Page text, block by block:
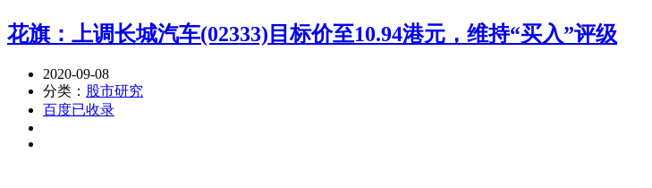
花旗：上调长城汽车(02333)目标价至10.94港元，维持“买入”评级
2020-09-08
分类： 股市研究
百度已收录